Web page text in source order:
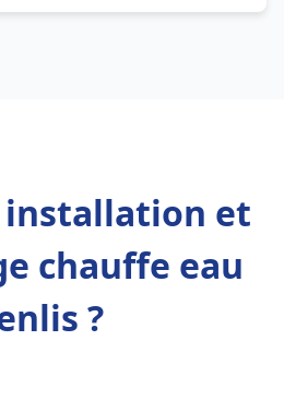
installation et
chauffe eau
?